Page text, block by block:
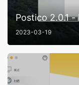
Postico 2.0.1 -
2023-03-19